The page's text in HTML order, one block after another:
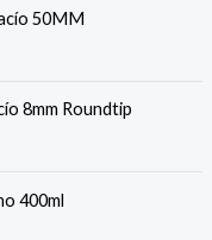
50MM
8mm Roundtip
400ml